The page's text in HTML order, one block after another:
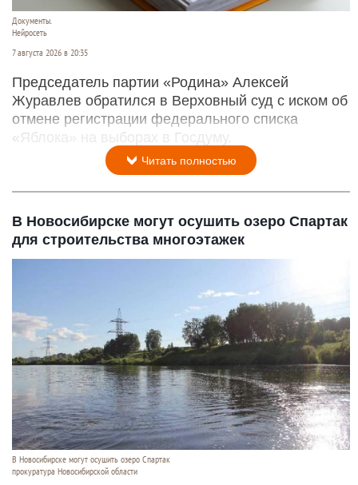
Документы.
Нейросеть
7 августа 2026 в 20:35
Председатель партии «Родина» Алексей
Журавлев обратился в Верховный суд с иском об
отмене регистрации федерального списка
«Яблока» на выборах в Госдуму.
Читать полностью
В Новосибирске могут осушить озеро Спартак
для строительства многоэтажек
В Новосибирске могут осушить озеро Спартак
прокуратура Новосибирской области